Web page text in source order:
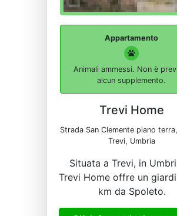
Appartamento
Animali ammessi. Non è
alcun supplemento.
Trevi Home
Strada San Clemente piano
Trevi, Umbria
Situata a Trevi, in
Trevi Home offre un
km da Spoleto.